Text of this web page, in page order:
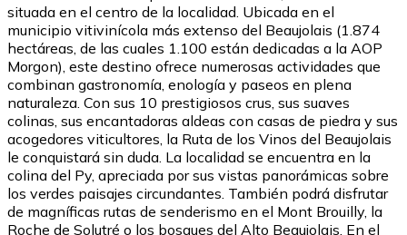
situada en el centro de la localidad. Ubicada en el
municipio vitivinícola más extenso del Beaujolais (1.874
hectáreas, de las cuales 1.100 están dedicadas a la AOP
Morgon), este destino ofrece numerosas actividades que
combinan gastronomía, enología y paseos en plena
naturaleza. Con sus 10 prestigiosos crus, sus suaves
colinas, sus encantadoras aldeas con casas de piedra y sus
acogedores viticultores, la Ruta de los Vinos del Beaujolais
le conquistará sin duda. La localidad se encuentra en la
colina del Py, apreciada por sus vistas panorámicas sobre
los verdes paisajes circundantes. También podrá disfrutar
de magníficas rutas de senderismo en el Mont Brouilly, la
Roche de Solutré o los bosques del Alto Beaujolais. En el